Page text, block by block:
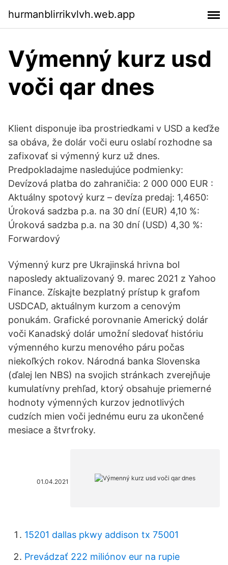
hurmanblirrikvlvh.web.app
Výmenný kurz usd
voči qar dnes
Klient disponuje iba prostriedkami v USD a keďže
sa obáva, že dolár voči euru oslabí rozhodne sa
zafixovať si výmenný kurz už dnes.
Predpokladajme nasledujúce podmienky:
Devízová platba do zahraničia: 2 000 000 EUR :
Aktuálny spotový kurz – devíza predaj: 1,4650:
Úroková sadzba p.a. na 30 dní (EUR) 4,10 %:
Úroková sadzba p.a. na 30 dní (USD) 4,30 %:
Forwardový
Výmenný kurz pre Ukrajinská hrivna bol
naposledy aktualizovaný 9. marec 2021 z Yahoo
Finance. Získajte bezplatný prístup k grafom
USDCAD, aktuálnym kurzom a cenovým
ponukám. Grafické porovnanie Americký dolár
voči Kanadský dolár umožní sledovať históriu
výmenného kurzu menového páru počas
niekoľkých rokov. Národná banka Slovenska
(ďalej len NBS) na svojich stránkach zverejňuje
kumulatívny prehľad, ktorý obsahuje priemerné
hodnoty výmenných kurzov jednotlivých
cudzích mien voči jednému euru za ukončené
mesiace a štvrťroky.
01.04.2021
15201 dallas pkwy addison tx 75001
Prevádzať 222 miliónov eur na rupie